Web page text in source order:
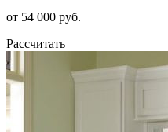
от 54 000 руб.
Рассчитать